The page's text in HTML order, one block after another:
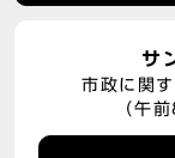
サ
市政に関
（午